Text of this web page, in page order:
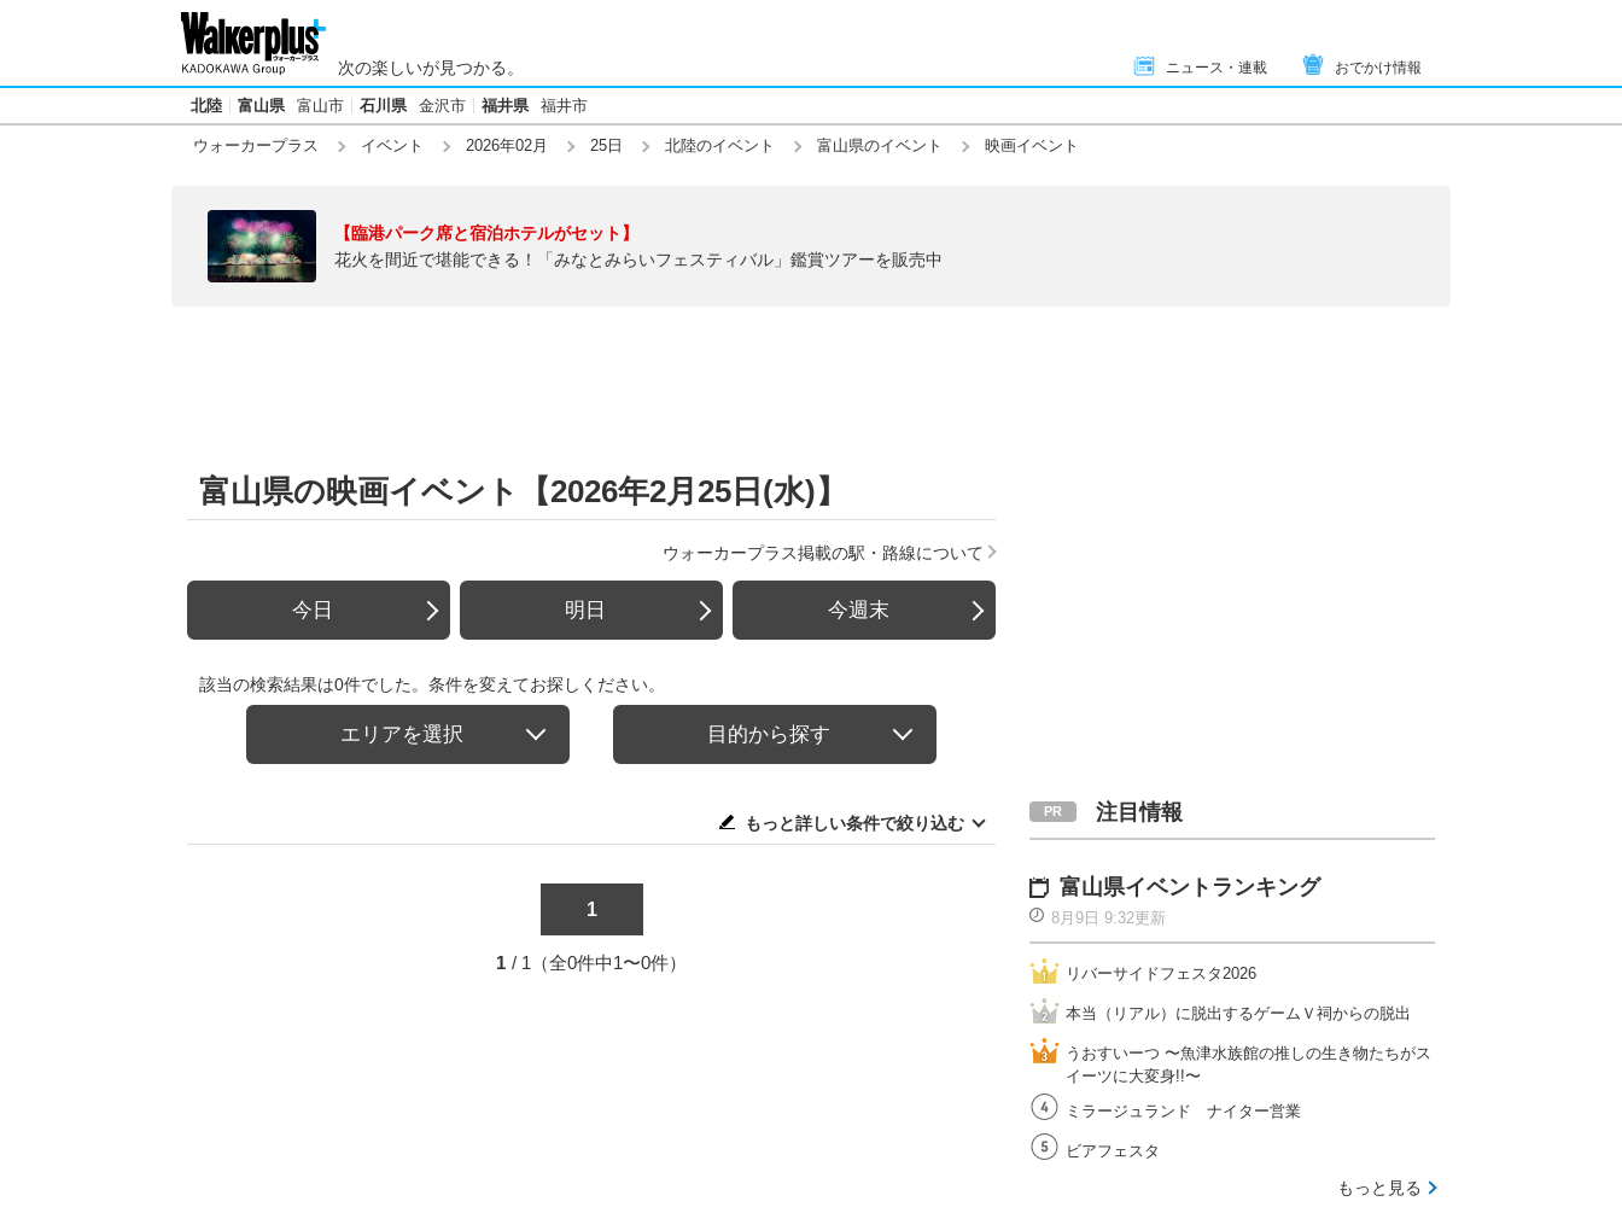
次の楽しいが見つかる。 ニュース・連載 おでかけ情報
北陸 富山県 富山市 石川県 金沢市 福井県 福井市
ウォーカープラス イベント 2026年02月 25日 北陸のイベント 富山県のイベント 映画イベント
【臨港パーク席と宿泊ホテルがセット】
花火を間近で堪能できる！「みなとみらいフェスティバル」鑑賞ツアーを販売中
富山県の映画イベント【2026年2月25日(水)】
ウォーカープラス掲載の駅・路線について
今日 明日 今週末
該当の検索結果は0件でした。条件を変えてお探しください。
エリアを選択 目的から探す
もっと詳しい条件で絞り込む
1
1 / 1（全0件中1〜0件）
注目情報
富山県イベントランキング
8月9日 9:32更新
リバーサイドフェスタ2026
本当（リアル）に脱出するゲームＶ祠からの脱出
うおすいーつ 〜魚津水族館の推しの生き物たちがス
イーツに大変身!!〜
ミラージュランド ナイター営業
ビアフェスタ
もっと見る